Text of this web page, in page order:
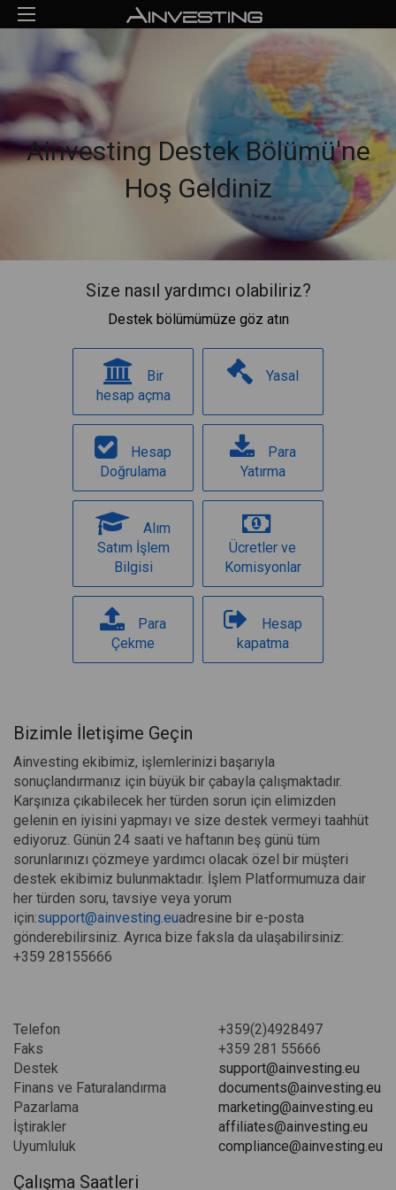
Ainvesting Destek Bölümü'ne
Hoş Geldiniz
Size nasıl yardımcı olabiliriz?
Destek bölümümüze göz atın
Bir
hesap açma
Yasal
Hesap
Doğrulama
Para
Yatırma
Alım
Satım İşlem
Bilgisi
Ücretler ve
Komisyonlar
Para
Çekme
Hesap
kapatma
Bizimle İletişime Geçin
Ainvesting ekibimiz, işlemlerinizi başarıyla
sonuçlandırmanız için büyük bir çabayla çalışmaktadır.
Karşınıza çıkabilecek her türden sorun için elimizden
gelenin en iyisini yapmayı ve size destek vermeyi taahhüt
ediyoruz. Günün 24 saati ve haftanın beş günü tüm
sorunlarınızı çözmeye yardımcı olacak özel bir müşteri
destek ekibimiz bulunmaktadır. İşlem Platformumuza dair
her türden soru, tavsiye veya yorum
için:support@ainvesting.euadresine bir e-posta
gönderebilirsiniz. Ayrıca bize faksla da ulaşabilirsiniz:
+359 28155666
Telefon
+359(2)4928497
Faks
+359 281 55666
Destek
support@ainvesting.eu
Finans ve Faturalandırma
documents@ainvesting.eu
Pazarlama
marketing@ainvesting.eu
İştirakler
affiliates@ainvesting.eu
Uyumluluk
compliance@ainvesting.eu
Çalışma Saatleri